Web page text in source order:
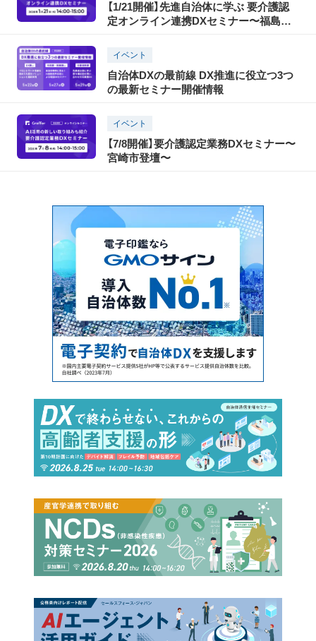
【1/21開催】先進自治体に学ぶ 要介護認
定オンライン連携DXセミナー〜福島県
イベント
自治体DXの最前線 DX推進に役立つ3つ
の最新セミナー開催情報
イベント
【7/8開催】要介護認定業務DXセミナー〜
宮崎市登壇〜